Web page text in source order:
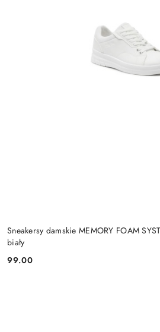
Sneakersy damskie MEMORY FOAM
biały
Cena:
99.00